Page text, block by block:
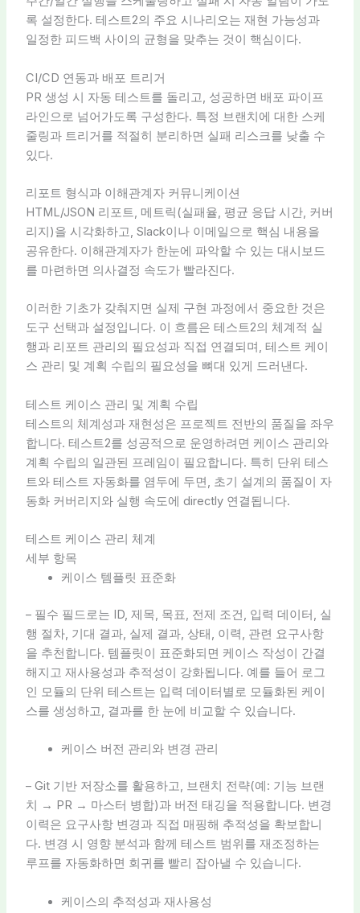
록 설정한다. 테스트2의 주요 시나리오는 재현 가능성과
일정한 피드백 사이의 균형을 맞추는 것이 핵심이다.
CI/CD 연동과 배포 트리거
PR 생성 시 자동 테스트를 돌리고, 성공하면 배포 파이프
라인으로 넘어가도록 구성한다. 특정 브랜치에 대한 스케
줄링과 트리거를 적절히 분리하면 실패 리스크를 낮출 수
있다.
리포트 형식과 이해관계자 커뮤니케이션
HTML/JSON 리포트, 메트릭(실패율, 평균 응답 시간, 커버
리지)을 시각화하고, Slack이나 이메일으로 핵심 내용을
공유한다. 이해관계자가 한눈에 파악할 수 있는 대시보드
를 마련하면 의사결정 속도가 빨라진다.
이러한 기초가 갖춰지면 실제 구현 과정에서 중요한 것은
도구 선택과 설정입니다. 이 흐름은 테스트2의 체계적 실
행과 리포트 관리의 필요성과 직접 연결되며, 테스트 케이
스 관리 및 계획 수립의 필요성을 뼈대 있게 드러낸다.
테스트 케이스 관리 및 계획 수립
테스트의 체계성과 재현성은 프로젝트 전반의 품질을 좌우
합니다. 테스트2를 성공적으로 운영하려면 케이스 관리와
계획 수립의 일관된 프레임이 필요합니다. 특히 단위 테스
트와 테스트 자동화를 염두에 두면, 초기 설계의 품질이 자
동화 커버리지와 실행 속도에 directly 연결됩니다.
테스트 케이스 관리 체계
세부 항목
케이스 템플릿 표준화
– 필수 필드로는 ID, 제목, 목표, 전제 조건, 입력 데이터, 실
행 절차, 기대 결과, 실제 결과, 상태, 이력, 관련 요구사항
을 추천합니다. 템플릿이 표준화되면 케이스 작성이 간결
해지고 재사용성과 추적성이 강화됩니다. 예를 들어 로그
인 모듈의 단위 테스트는 입력 데이터별로 모듈화된 케이
스를 생성하고, 결과를 한 눈에 비교할 수 있습니다.
케이스 버전 관리와 변경 관리
– Git 기반 저장소를 활용하고, 브랜치 전략(예: 기능 브랜
치 → PR → 마스터 병합)과 버전 태깅을 적용합니다. 변경
이력은 요구사항 변경과 직접 매핑해 추적성을 확보합니
다. 변경 시 영향 분석과 함께 테스트 범위를 재조정하는
루프를 자동화하면 회귀를 빨리 잡아낼 수 있습니다.
케이스의 추적성과 재사용성